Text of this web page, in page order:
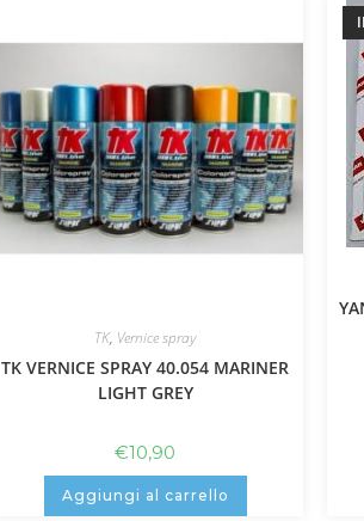
TK, Vernice spray
TK VERNICE SPRAY 40.054 MARINER
LIGHT GREY
€10,90
Aggiungi al carrello